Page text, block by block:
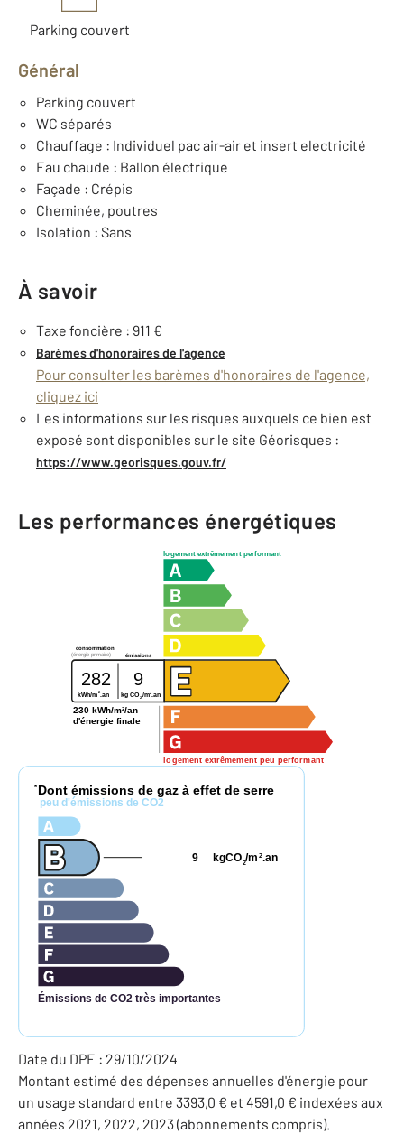
Parking couvert
Général
Parking couvert
WC séparés
Chauffage : Individuel pac air-air et insert electricité
Eau chaude : Ballon électrique
Façade : Crépis
Cheminée, poutres
Isolation : Sans
À savoir
Taxe foncière : 911 €
Barèmes d'honoraires de l'agence
Pour consulter les barèmes d'honoraires de l'agence,
cliquez ici
Les informations sur les risques auxquels ce bien est
exposé sont disponibles sur le site Géorisques :
https://www.georisques.gouv.fr/
Les performances énergétiques
logement extrêmement performant
logement extrêmement peu performant
consommation
émissions
(énergie primaire)
282 9
kWh/m2.an kg CO2/m2 .an
230 kWh/m²/an
d'énergie finale
* Dont émissions de gaz à effet de serre
peu d'émissions de CO2
Émissions de CO2 très importantes
kgCO2/m 2.an
9
Date du DPE : 29/10/2024
Montant estimé des dépenses annuelles d'énergie pour
un usage standard entre 3393,0 € et 4591,0 € indexées aux
années 2021, 2022, 2023 (abonnements compris).